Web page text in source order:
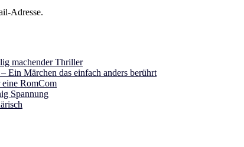
Adresse.
machender Thriller
Ein Märchen das einfach anders berührt
RomCom
Spannung